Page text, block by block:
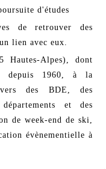
d'études
de retrouver des
lien avec eux.
Alpes), dont
depuis 1960, à la
des BDE, des
et des
de week-end de ski,
évènementielle à